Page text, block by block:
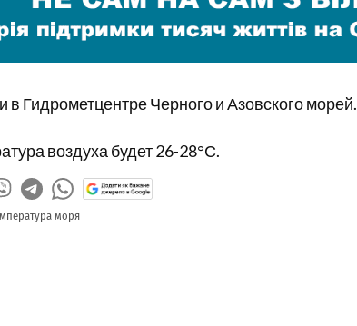
в Гидрометцентре Черного и Азовского морей.
воздуха будет 26-28°С.
моря